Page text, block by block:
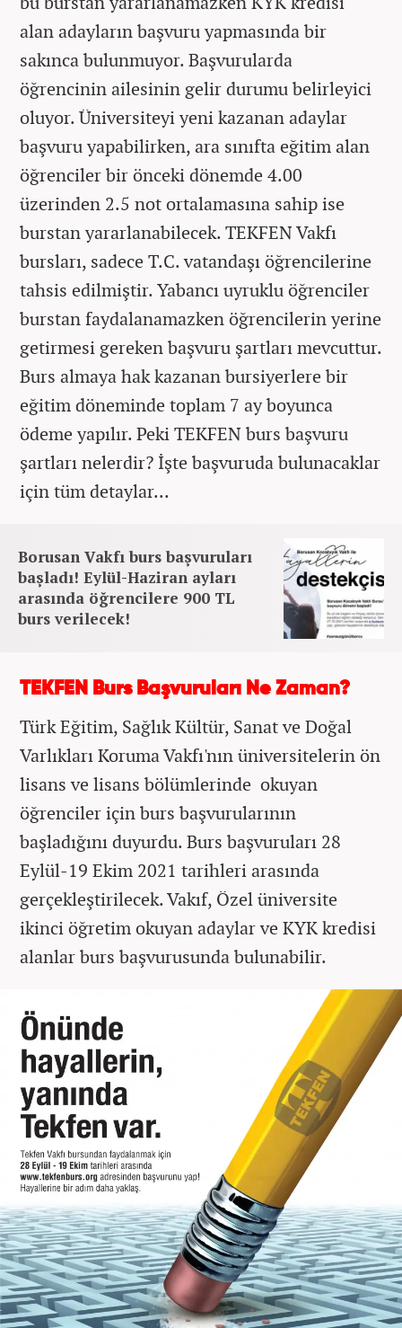
alan adayların başvuru yapmasında bir
sakınca bulunmuyor. Başvurularda
öğrencinin ailesinin gelir durumu belirleyici
oluyor. Üniversiteyi yeni kazanan adaylar
başvuru yapabilirken, ara sınıfta eğitim alan
öğrenciler bir önceki dönemde 4.00
üzerinden 2.5 not ortalamasına sahip ise
burstan yararlanabilecek. TEKFEN Vakfı
bursları, sadece T.C. vatandaşı öğrencilerine
tahsis edilmiştir. Yabancı uyruklu öğrenciler
burstan faydalanamazken öğrencilerin yerine
getirmesi gereken başvuru şartları mevcuttur.
Burs almaya hak kazanan bursiyerlere bir
eğitim döneminde toplam 7 ay boyunca
ödeme yapılır. Peki TEKFEN burs başvuru
şartları nelerdir? İşte başvuruda bulunacaklar
için tüm detaylar...
Borusan Vakfı burs başvuruları
başladı! Eylül-Haziran ayları
arasında öğrencilere 900 TL
burs verilecek!
TEKFEN Burs Başvuruları Ne Zaman?
Türk Eğitim, Sağlık Kültür, Sanat ve Doğal
Varlıkları Koruma Vakfı'nın üniversitelerin ön
lisans ve lisans bölümlerinde okuyan
öğrenciler için burs başvurularının
başladığını duyurdu. Burs başvuruları 28
Eylül-19 Ekim 2021 tarihleri arasında
gerçekleştirilecek. Vakıf, Özel üniversite
ikinci öğretim okuyan adaylar ve KYK kredisi
alanlar burs başvurusunda bulunabilir.